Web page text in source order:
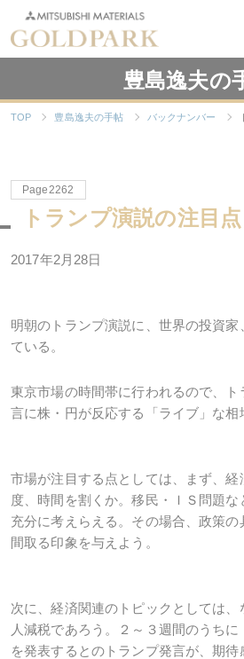
豊島逸夫の
TOP 豊島逸夫の手帖 バックナンバー
Page2262
トランプ演説の注目点
2017年2月28日
明朝のトランプ演説に、世界の投資家
ている。
東京市場の時間帯に行われるので、
言に株・円が反応する「ライブ」な相
市場が注目する点としては、まず、
度、時間を割くか。移民・ＩＳ問題
充分に考えらえる。その場合、政策
間取る印象を与えよう。
次に、経済関連のトピックとしては
人減税であろう。２～３週間のうち
を発表するとのトランプ発言が、期待